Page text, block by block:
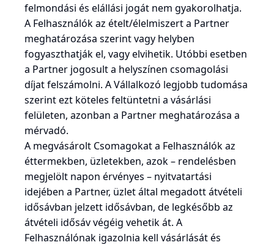
felmondási és elállási jogát nem gyakorolhatja.
A Felhasználók az ételt/élelmiszert a Partner
meghatározása szerint vagy helyben
fogyaszthatják el, vagy elvihetik. Utóbbi esetben
a Partner jogosult a helyszínen csomagolási
díjat felszámolni. A Vállalkozó legjobb tudomása
szerint ezt köteles feltüntetni a vásárlási
felületen, azonban a Partner meghatározása a
mérvadó.
A megvásárolt Csomagokat a Felhasználók az
éttermekben, üzletekben, azok – rendelésben
megjelölt napon érvényes – nyitvatartási
idejében a Partner, üzlet által megadott átvételi
idősávban jelzett idősávban, de legkésőbb az
átvételi idősáv végéig vehetik át. A
Felhasználónak igazolnia kell vásárlását és